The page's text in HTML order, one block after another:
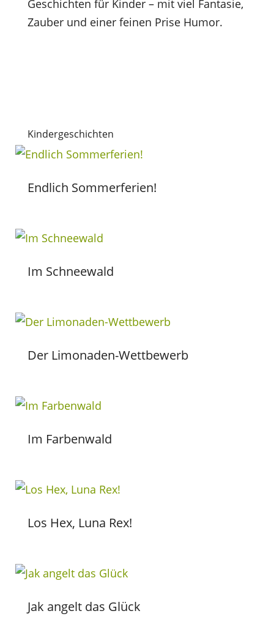
Geschichten für Kinder – mit viel Fantasie,
Zauber und einer feinen Prise Humor.
Kindergeschichten
Endlich Sommerferien!
Im Schneewald
Der Limonaden-Wettbewerb
Im Farbenwald
Los Hex, Luna Rex!
Jak angelt das Glück